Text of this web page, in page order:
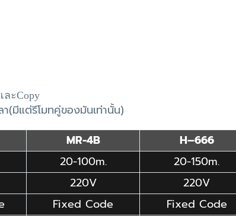
ละCopy
(มีแต่รีโมทคู่ของมันเท่านั้น)
MR-4B H–666
20-100m. 20-150m.
220V 220V
Fixed Code Fixed Code